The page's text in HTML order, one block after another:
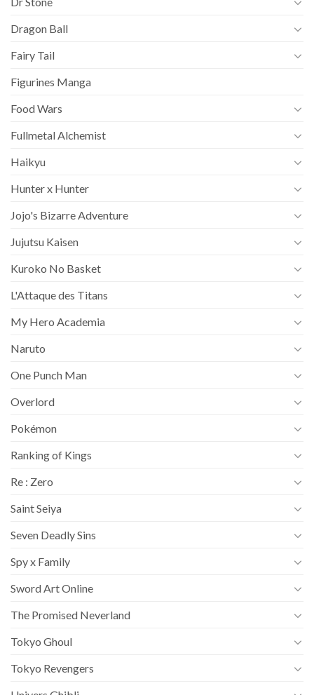
Dragon Ball
Fairy Tail
Figurines Manga
Food Wars
Fullmetal Alchemist
Haikyu
Hunter x Hunter
Jojo's Bizarre Adventure
Jujutsu Kaisen
Kuroko No Basket
L'Attaque des Titans
My Hero Academia
Naruto
One Punch Man
Overlord
Pokémon
Ranking of Kings
Re : Zero
Saint Seiya
Seven Deadly Sins
Spy x Family
Sword Art Online
The Promised Neverland
Tokyo Ghoul
Tokyo Revengers